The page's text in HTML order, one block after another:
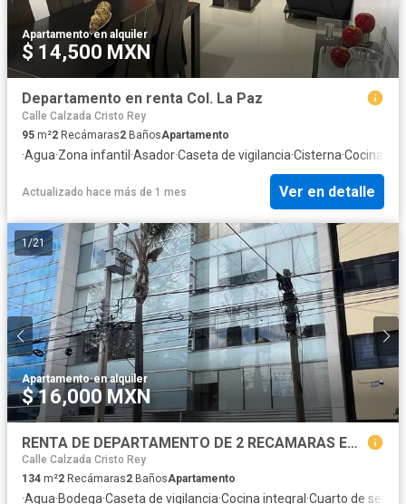
Apartamento·en alquiler
$ 14,500 MXN
Departamento en renta Col. La Paz
Calle Calzada Cristo Rey
95 m²2 Recámaras2 BañosApartamento
·Agua·Zona infantil ·Asador·Caseta de vigilancia·Cisterna·Cocina
Actualizado hace más de 1 mes Ver en detalle
1 /21
Apartamento·en alquiler
$ 16,000 MXN
RENTA DE DEPARTAMENTO DE 2 RECAMARAS EN LA PAZ
Calle Calzada Cristo Rey
134 m²2 Recámaras2 BañosApartamento
·Agua·Bodega·Caseta de vigilancia·Cocina integral ·Cuarto de